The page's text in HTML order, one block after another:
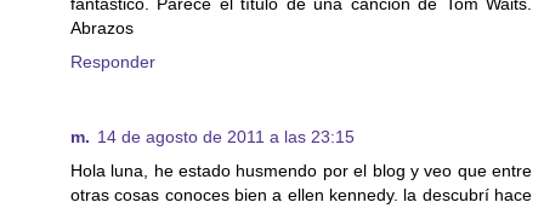
fantástico. Parece el título de una canción de Tom Waits.
Abrazos
Responder
m. 14 de agosto de 2011 a las 23:15
Hola luna, he estado husmendo por el blog y veo que entre
otras cosas conoces bien a ellen kennedy. la descubrí hace